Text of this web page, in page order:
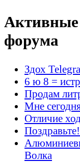
Активные
форума
Здох
6 ю 8 =
Продам
Мне
Отличие
Волка